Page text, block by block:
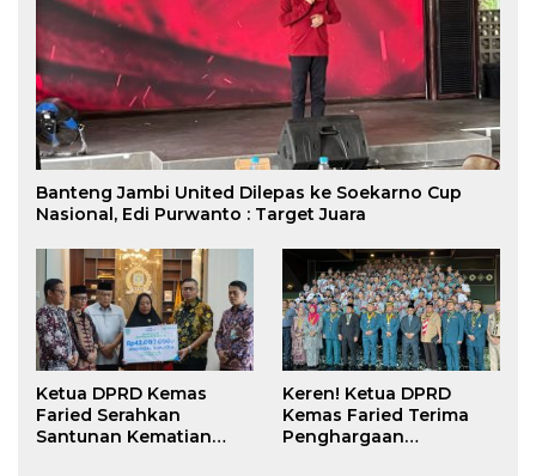
Banteng Jambi United Dilepas ke Soekarno Cup
Nasional, Edi Purwanto : Target Juara
Ketua DPRD Kemas
Faried Serahkan
Santunan Kematian
Keren! Ketua DPRD
Kemas Faried Terima
Penghargaan